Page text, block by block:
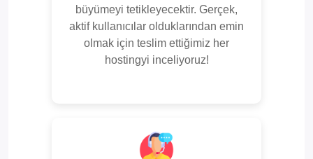
büyümeyi tetikleyecektir. Gerçek,
aktif kullanıcılar olduklarından emin
olmak için teslim ettiğimiz her
hostingyi inceliyoruz!